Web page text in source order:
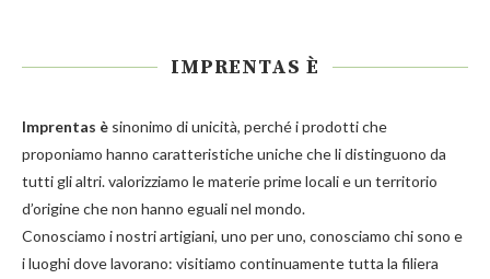
IMPRENTAS È
Imprentas è sinonimo di unicità, perché i prodotti che
proponiamo hanno caratteristiche uniche che li distinguono da
tutti gli altri. valorizziamo le materie prime locali e un territorio
d’origine che non hanno eguali nel mondo.
Conosciamo i nostri artigiani, uno per uno, conosciamo chi sono e
i luoghi dove lavorano: visitiamo continuamente tutta la filiera